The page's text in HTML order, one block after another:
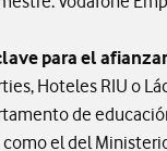
para el
Hoteles RIU o
de
el del